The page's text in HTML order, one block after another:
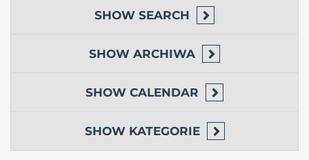
SHOW SEARCH
SHOW ARCHIWA
SHOW CALENDAR
SHOW KATEGORIE